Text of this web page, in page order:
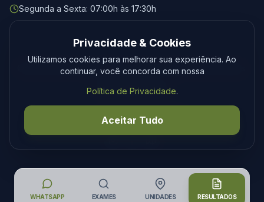
Segunda a Sexta: 07:00h às 17:30h
© 2026 Laboratório Spillere. Todos os direitos reservados.
PrivacidadeTermos
DesenvolvimentoTecmedia
Privacidade & Cookies
Utilizamos cookies para melhorar sua experiência. Ao
continuar, você concorda com nossa
Política de Privacidade.
Aceitar Tudo
WHATSAPP EXAMES UNIDADES RESULTADOS